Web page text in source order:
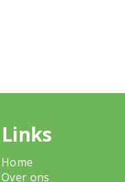
Links
Home
Over ons